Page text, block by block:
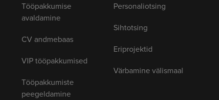
Tööpakkumise
avaldamine
CV andmebaas
VIP tööpakkumised
Tööpakkumiste
peegeldamine
Personaliotsing
Sihtotsing
Eriprojektid
Värbamine välismaal